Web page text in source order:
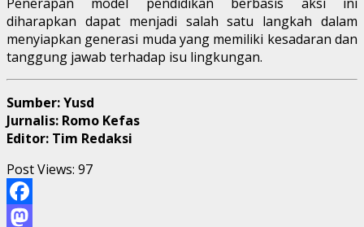
diharapkan dapat menjadi salah satu langkah dalam
menyiapkan generasi muda yang memiliki kesadaran dan
tanggung jawab terhadap isu lingkungan.
Sumber: Yusd
Jurnalis: Romo Kefas
Editor: Tim Redaksi
Post Views: 97
Facebook